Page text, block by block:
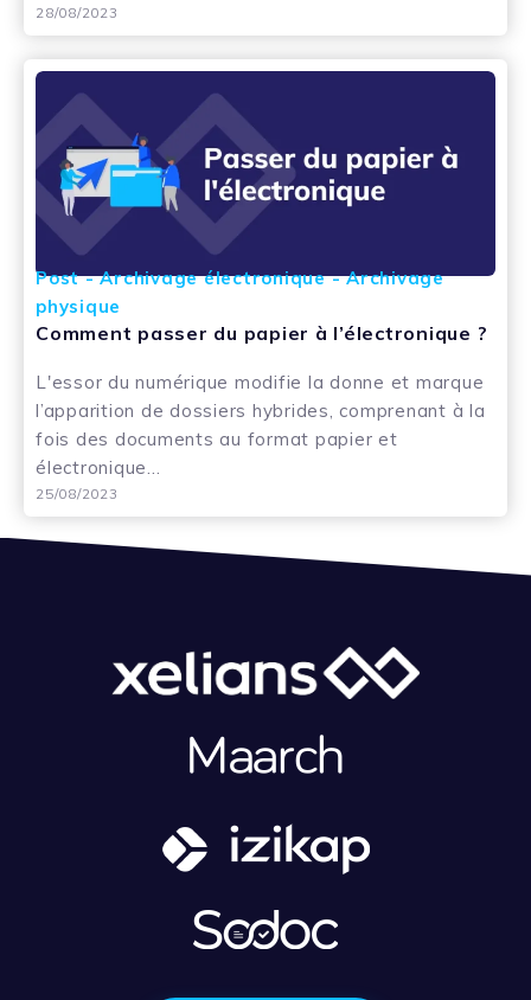
28/08/2023
Post - Archivage électronique - Archivage
physique
Comment passer du papier à l’électronique ?
L'essor du numérique modifie la donne et marque
l’apparition de dossiers hybrides, comprenant à la
fois des documents au format papier et
électronique...
25/08/2023